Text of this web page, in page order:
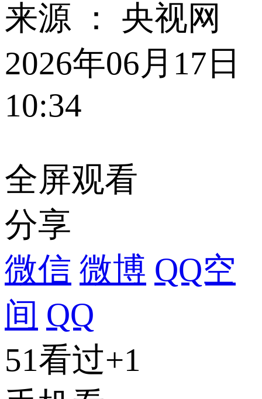
来源 ： 央视网
2026年06月17日
10:34
全屏观看
分享
微信 微博 QQ空
间 QQ
51看过+1